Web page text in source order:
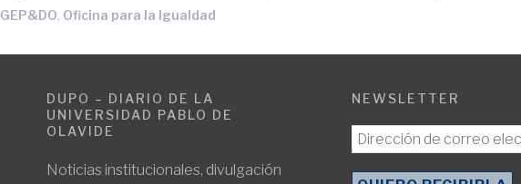
GEP&DO, Oficina para la Igualdad
DUPO – DIARIO DE LA
UNIVERSIDAD PABLO DE
OLAVIDE
Noticias institucionales, divulgación
NEWSLETTER